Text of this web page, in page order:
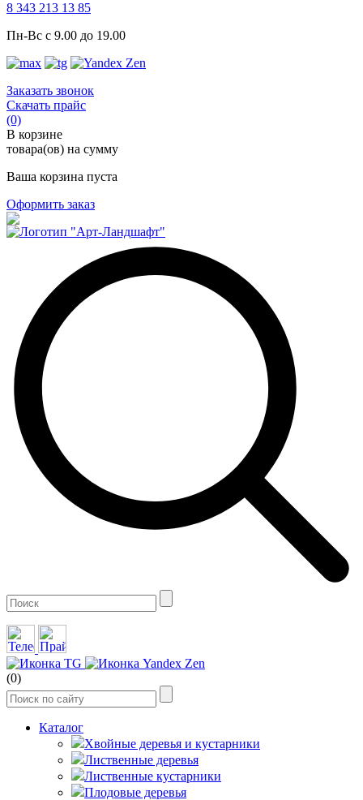
8 343 213 13 85
Пн-Вс с 9.00 до 19.00
Заказать звонок
Скачать прайс
(0)
В корзине
товара(ов) на сумму
Ваша корзина пуста
Оформить заказ
(0)
Каталог
Хвойные деревья и кустарники
Лиственные деревья
Лиственные кустарники
Плодовые деревья